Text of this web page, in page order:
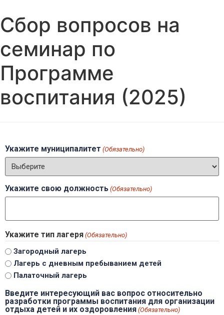
Сбор вопросов на
семинар по
Программе
воспитания (2025)
Укажите муниципалитет (Обязательно)
Укажите свою должность (Обязательно)
Укажите тип лагеря (Обязательно)
Загородный лагерь
Лагерь с дневным пребыванием детей
Палаточный лагерь
Введите интересующий вас вопрос относительно
разработки программы воспитания для организации
отдыха детей и их оздоровления (Обязательно)